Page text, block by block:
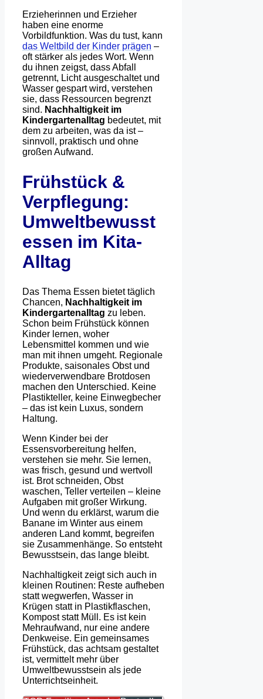
Erzieherinnen und Erzieher
haben eine enorme
Vorbildfunktion. Was du tust, kann
das Weltbild der Kinder prägen –
oft stärker als jedes Wort. Wenn
du ihnen zeigst, dass Abfall
getrennt, Licht ausgeschaltet und
Wasser gespart wird, verstehen
sie, dass Ressourcen begrenzt
sind. Nachhaltigkeit im
Kindergartenalltag bedeutet, mit
dem zu arbeiten, was da ist –
sinnvoll, praktisch und ohne
großen Aufwand.
Frühstück &
Verpflegung:
Umweltbewusst
essen im Kita-
Alltag
Das Thema Essen bietet täglich
Chancen, Nachhaltigkeit im
Kindergartenalltag zu leben.
Schon beim Frühstück können
Kinder lernen, woher
Lebensmittel kommen und wie
man mit ihnen umgeht. Regionale
Produkte, saisonales Obst und
wiederverwendbare Brotdosen
machen den Unterschied. Keine
Plastikteller, keine Einwegbecher
– das ist kein Luxus, sondern
Haltung.
Wenn Kinder bei der
Essensvorbereitung helfen,
verstehen sie mehr. Sie lernen,
was frisch, gesund und wertvoll
ist. Brot schneiden, Obst
waschen, Teller verteilen – kleine
Aufgaben mit großer Wirkung.
Und wenn du erklärst, warum die
Banane im Winter aus einem
anderen Land kommt, begreifen
sie Zusammenhänge. So entsteht
Bewusstsein, das lange bleibt.
Nachhaltigkeit zeigt sich auch in
kleinen Routinen: Reste aufheben
statt wegwerfen, Wasser in
Krügen statt in Plastikflaschen,
Kompost statt Müll. Es ist kein
Mehraufwand, nur eine andere
Denkweise. Ein gemeinsames
Frühstück, das achtsam gestaltet
ist, vermittelt mehr über
Umweltbewusstsein als jede
Unterrichtseinheit.